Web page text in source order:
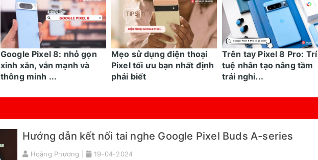
Google Pixel 8: nhỏ gọn
xinh xắn, vẫn mạnh và
thông minh ...
Mẹo sử dụng điện thoại
Pixel tối ưu bạn nhất định
phải biết
Trên tay Pixel 8 Pro: Trí
tuệ nhân tạo nâng tầm
trải nghi...
Hướng dẫn kết nối tai nghe Google Pixel Buds A-series
Hoàng Phương | 19-04-2024